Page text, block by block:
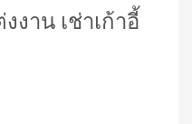
งาน เช่าเก้าอี้